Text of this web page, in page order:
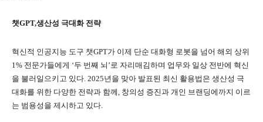
챗GPT,생산성 극대화 전략
혁신적 인공지능 도구 챗GPT가 이제 단순 대화형 로봇을 넘어 해외 상위
1% 전문가들에게 ‘두 번째 뇌’로 자리매김하며 업무와 일상 전반에 혁신
을 불러일으키고 있다. 2025년을 맞아 발표된 최신 활용법은 생산성 극
대화를 위한 다양한 전략과 함께, 창의성 증진과 개인 브랜딩에까지 이르
는 범용성을 제시하고 있다.